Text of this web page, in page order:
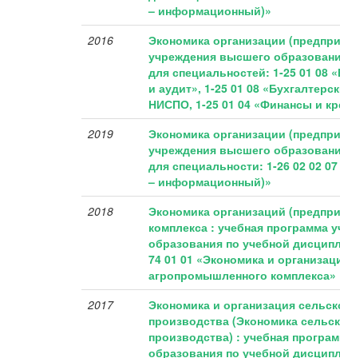
– информационный)»
2016
Экономика организации
учреждения высшего
для специальностей: 1-25 01 08
и аудит», 1-25 01 08
НИСПО, 1-25 01 04 «Финансы и
2019
Экономика организации
учреждения высшего
для специальности: 1-26 02 02
– информационный)»
2018
Экономика организаций
комплекса : учебная программа
образования по учебной
74 01 01 «Экономика и
агропромышленного комплекса»
2017
Экономика и организация
производства (Экономика
производства) : учебная
образования по учебной